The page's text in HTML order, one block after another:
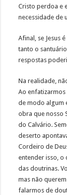
Cristo perdoa e
necessidade de
Afinal, se Jesus
tanto o
respostas
Na realidade,
Ao
de modo algum
obra que nosso
do Calvário.
deserto
Cordeiro de
entender isso, o
das doutrinas.
mas não
falarmos de